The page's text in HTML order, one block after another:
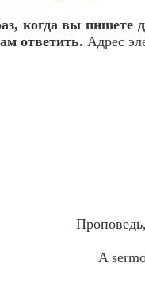
когда вы пишете
ответить. Адрес
A